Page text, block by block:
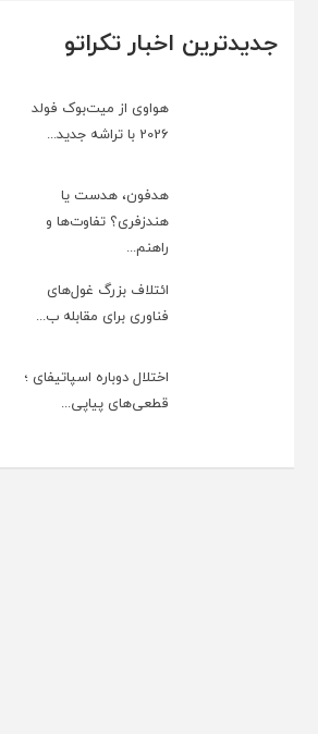
جدیدترین اخبار تکراتو
هواوی از میت‌بوک فولد
2026 با تراشه جدید...
هدفون، هدست یا
هندزفری؟ تفاوت‌ها و
راهنم...
ائتلاف بزرگ غول‌های
فناوری برای مقابله ب...
اختلال دوباره اسپاتیفای ؛
قطعی‌های پیاپی...